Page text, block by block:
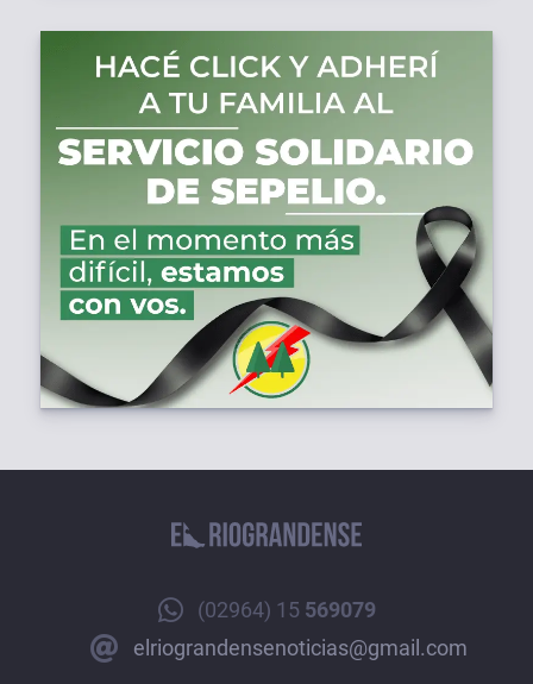
(02964) 15 569079
elriograndensenoticias@gmail.com